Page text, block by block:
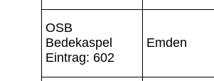
OSB
Bedekaspel
Eintrag: 602
Emden